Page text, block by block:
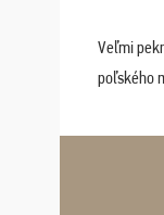
Veľmi
poľského
Navštívili